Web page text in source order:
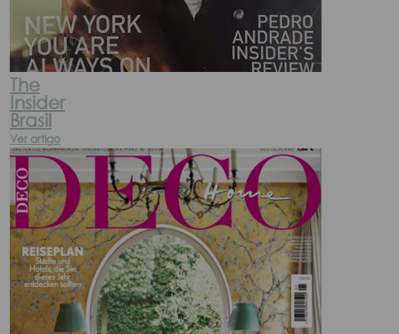
The
Insider
Brasil
Ver artigo